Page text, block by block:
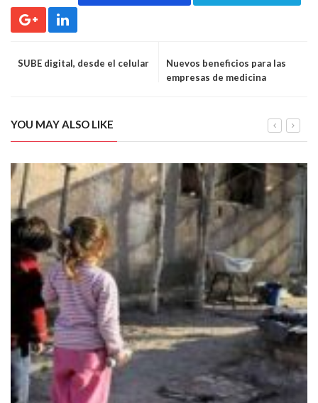
SUBE digital, desde el celular
Nuevos beneficios para las
empresas de medicina
YOU MAY ALSO LIKE